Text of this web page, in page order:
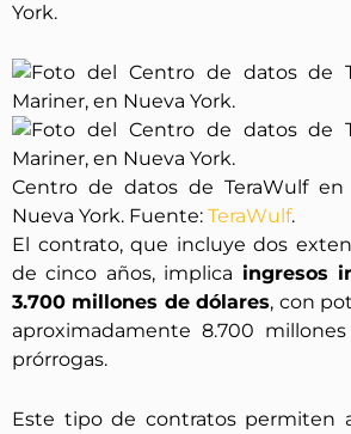
York.
Centro de datos de TeraWulf en
Nueva York. Fuente: TeraWulf.
El contrato, que incluye dos
de cinco años, implica ingresos
3.700 millones de dólares, con
aproximadamente 8.700
prórrogas.
Este tipo de contratos permiten